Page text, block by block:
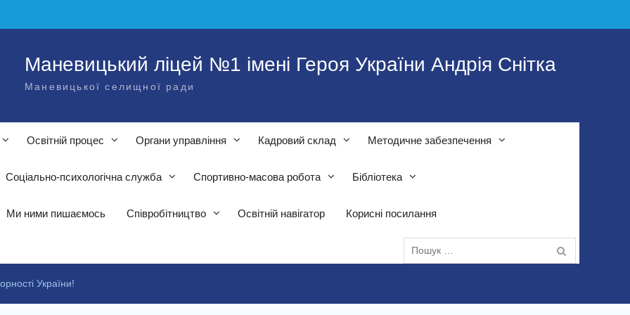
Маневицький ліцей №1 імені Героя України Андрія Снітка
Маневицької селищної ради
Освітній процес Органи управління Кадровий склад Методичне забезпечення
Соціально-психологічна служба Спортивно-масова робота Бібліотека
Ми ними пишаємось Співробітництво Освітній навігатор Корисні посилання
Пошук:
України!